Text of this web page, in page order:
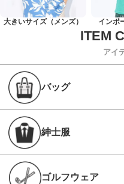
大きいサイズ（メンズ） インポ
アイ
バッグ
紳士服
ゴルフウェア